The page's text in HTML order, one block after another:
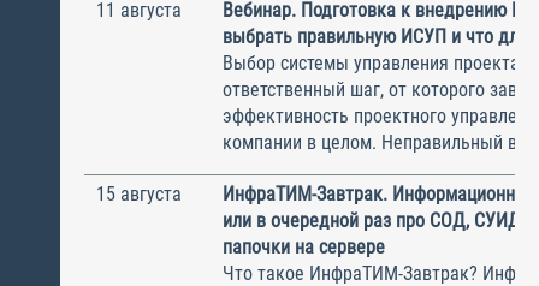
11 августа
Вебинар. Подготовка к внедрению
выбрать правильную ИСУП и что для
Выбор системы управления
ответственный шаг, от которого
эффективность проектного
компании в целом. Неправильный
15 августа
ИнфраТИМ-Завтрак.
или в очередной раз про СОД, СУИД и
папочки на сервере
Что такое ИнфраТИМ-Завтрак?